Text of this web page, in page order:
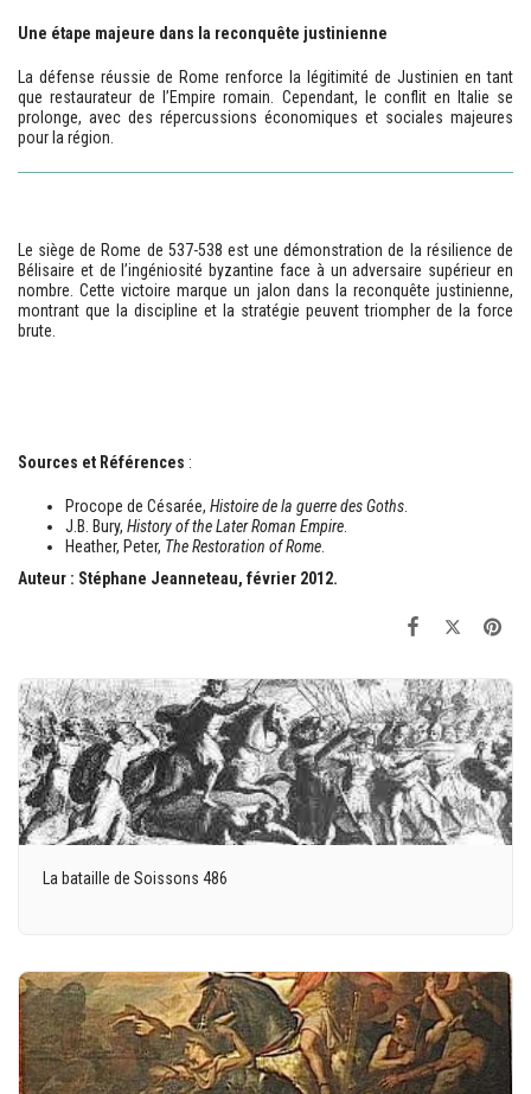
Une étape majeure dans la reconquête justinienne
La défense réussie de Rome renforce la légitimité de Justinien en tant
que restaurateur de l’Empire romain. Cependant, le conflit en Italie se
prolonge, avec des répercussions économiques et sociales majeures
pour la région.
Le siège de Rome de 537-538 est une démonstration de la résilience de
Bélisaire et de l’ingéniosité byzantine face à un adversaire supérieur en
nombre. Cette victoire marque un jalon dans la reconquête justinienne,
montrant que la discipline et la stratégie peuvent triompher de la force
brute.
Sources et Références :
Procope de Césarée, Histoire de la guerre des Goths
J.B. Bury, History of the Later Roman Empire
Heather, Peter, The Restoration of Rome
Auteur : Stéphane Jeanneteau, février 2012.
La bataille de Soissons 486